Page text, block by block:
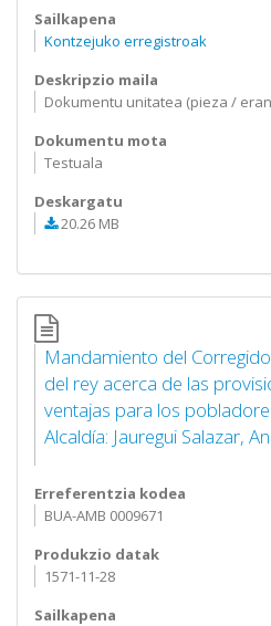
Sailkapena
Kontzejuko erregistroak
Deskripzio maila
Dokumentu unitatea (pieza /
Dokumentu mota
Testuala
Deskargatu
20.26 MB
Mandamiento del
del rey acerca de las
ventajas para los
Alcaldía: Jauregui Salazar,
Erreferentzia kodea
BUA-AMB 0009671
Produkzio datak
1571-11-28
Sailkapena